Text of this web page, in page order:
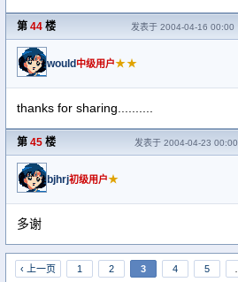
第 44 楼 发表于 2004-04-16 00:00
would 中级用户★★
thanks for sharing..........
第 45 楼 发表于 2004-04-23 00:00
bjhrj初级用户★
多谢
‹ 上一页 1 2 3 4 5